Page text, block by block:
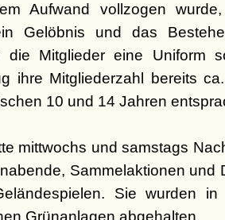
Aufwand vollzogen
Gelöbnis und das
die Mitglieder eine Uniform
ihre Mitgliederzahl bereits
10 und 14 Jahren
mittwochs und samstags
Sammelaktionen und
Sie wurden
Grünanlagen abgehalten.